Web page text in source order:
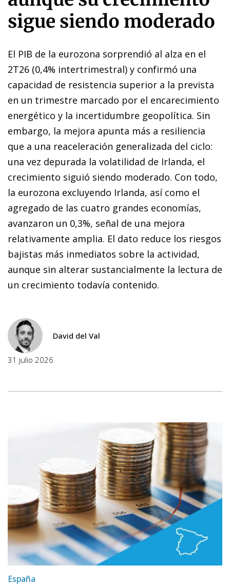
sigue siendo moderado
El PIB de la eurozona sorprendió al alza en el
2T26 (0,4% intertrimestral) y confirmó una
capacidad de resistencia superior a la prevista
en un trimestre marcado por el encarecimiento
energético y la incertidumbre geopolítica. Sin
embargo, la mejora apunta más a resiliencia
que a una reaceleración generalizada del ciclo:
una vez depurada la volatilidad de Irlanda, el
crecimiento siguió siendo moderado. Con todo,
la eurozona excluyendo Irlanda, así como el
agregado de las cuatro grandes economías,
avanzaron un 0,3%, señal de una mejora
relativamente amplia. El dato reduce los riesgos
bajistas más inmediatos sobre la actividad,
aunque sin alterar sustancialmente la lectura de
un crecimiento todavía contenido.
David del Val
31 julio 2026
España